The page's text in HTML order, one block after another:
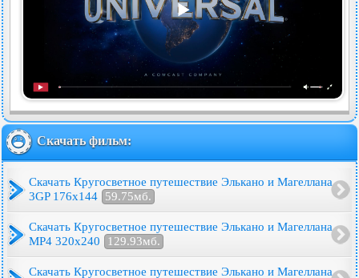
Скачать фильм:
Скачать Кругосветное путешествие Элькано и Магеллана
3GP 176x144
59.75мб.
Скачать Кругосветное путешествие Элькано и Магеллана
MP4 320x240
129.93мб.
Скачать Кругосветное путешествие Элькано и Магеллана